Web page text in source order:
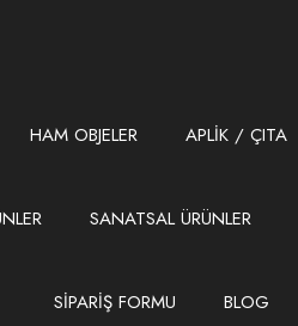
HAM OBJELER APLİK / ÇITA
SANATSAL ÜRÜNLER
SİPARİŞ FORMU BLOG